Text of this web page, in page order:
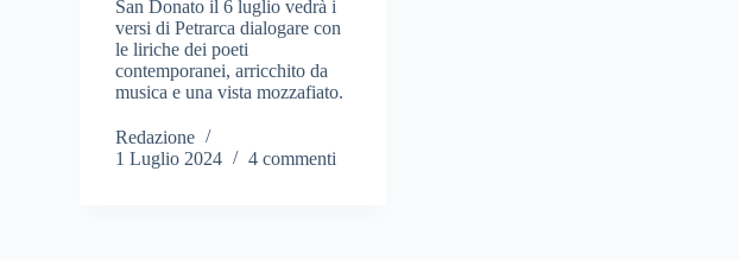
San Donato il 6 luglio vedrà i
versi di Petrarca dialogare con
le liriche dei poeti
contemporanei, arricchito da
musica e una vista mozzafiato.
Redazione
1 Luglio 2024
4 commenti